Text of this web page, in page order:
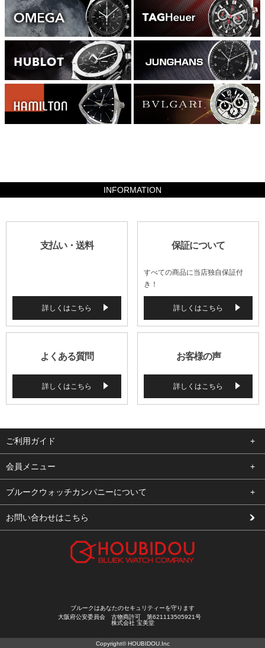
INFORMATION
支払い・送料
詳しくはこちら
保証について
すべての商品に当店独自保証付
き！
詳しくはこちら
よくある質問
詳しくはこちら
お客様の声
詳しくはこちら
ご利用ガイド
よくある質問
支払い・送料
修理依頼
会員メニュー
ログイン
お気に入り
ブルークウォッチカンパニーについて
会社概要
お問い合わせはこちら
ブルークはあなたのセキュリティーを守ります
大阪府公安委員会 古物商許可 第621113505921号
株式会社 宝美堂
Copyright© HOUBIDOU.Inc